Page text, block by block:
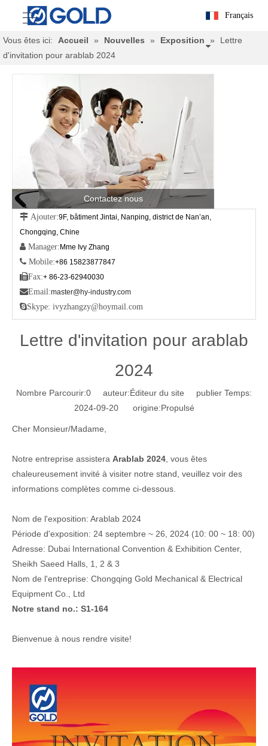
Français
Vous êtes ici: Accueil » Nouvelles » Exposition »
Lettre
d'invitation pour arablab 2024
Contactez nous
 Ajouter:9F, bâtiment Jintai, Nanping, district de Nan’an,
Chongqing, Chine
 Manager: Mme Ivy Zhang
 Mobile:+86 15823877847
Fax:+ 86-23-62940030
Email:master@hy-industry.com
Skype: ivyzhangzy@hoymail.com
Lettre d'invitation pour arablab
2024
Nombre Parcourir:0 auteur:Éditeur du site publier Temps:
2024-09-20 origine:Propulsé
Cher Monsieur/Madame,
Notre entreprise assistera Arablab 2024 , vous êtes
chaleureusement invité à visiter notre stand, veuillez voir des
informations complètes comme ci-dessous.
Nom de l'exposition: Arablab 2024
Période d'exposition: 24 septembre ~ 26, 2024 (10: 00 ~ 18: 00)
Adresse: Dubai International Convention & Exhibition Center,
Sheikh Saeed Halls, 1, 2 & 3
Nom de l'entreprise: Chongqing Gold Mechanical & Electrical
Equipment Co., Ltd
Notre stand no.: S1-164
Bienvenue à nous rendre visite!